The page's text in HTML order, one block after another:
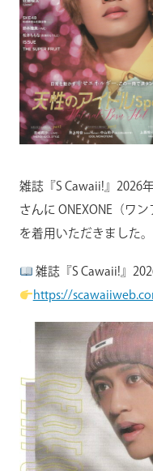
雑誌『S Cawaii!』2026
さんに ONEXONE（ワ
を着用いただきました。
雑誌『S Cawaii!』
https://